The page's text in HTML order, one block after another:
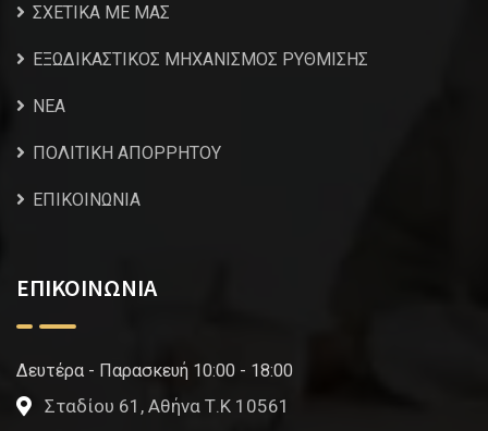
ΣΧΕΤΙΚΑ ΜΕ ΜΑΣ
ΕΞΩΔΙΚΑΣΤΙΚΟΣ ΜΗΧΑΝΙΣΜΟΣ ΡΥΘΜΙΣΗΣ
NEA
ΠΟΛΙΤΙΚΗ ΑΠΟΡΡΗΤΟΥ
ΕΠΙΚΟΙΝΩΝΙΑ
ΕΠΙΚΟΙΝΩΝΙΑ
Δευτέρα - Παρασκευή 10:00 - 18:00
Σταδίου 61, Αθήνα Τ.Κ 10561